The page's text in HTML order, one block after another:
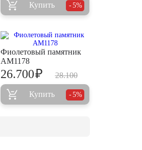
Купить 5%
Фиолетовый памятник
AM1178
28.100
26.700₽
Купить 5%